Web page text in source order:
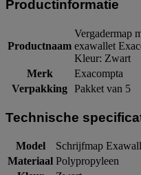
Productinformatie
Productnaam
Vergadermap
exawallet
Kleur: Zwart
Merk
Exacompta
Verpakking Pakket van 5
Technische
Model
Schrijfmap
Materiaal Polypropyleen